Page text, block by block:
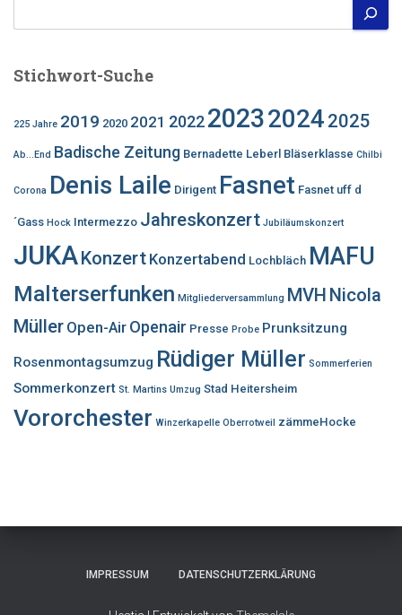
Stichwort-Suche
225 Jahre 2019 2020 2021 202220232024 2025
Ab...End Badische Zeitung Bernadette Leberl Bläserklasse Chilbi
Corona Denis Laile Dirigent Fasnet Fasnet uff d
´Gass Hock Intermezzo Jahreskonzert Jubiläumskonzert
JUKAKonzert Konzertabend Lochbläch MAFU
Malterserfunken Mitgliederversammlung MVH Nicola
Müller Open-Air Openair Presse Probe Prunksitzung
Rosenmontagsumzug Rüdiger Müller Sommerferien
Sommerkonzert St. Martins Umzug Stad Heitersheim
Vororchester Winzerkapelle Oberrotweil zämmeHocke
IMPRESSUM DATENSCHUTZERKLÄRUNG